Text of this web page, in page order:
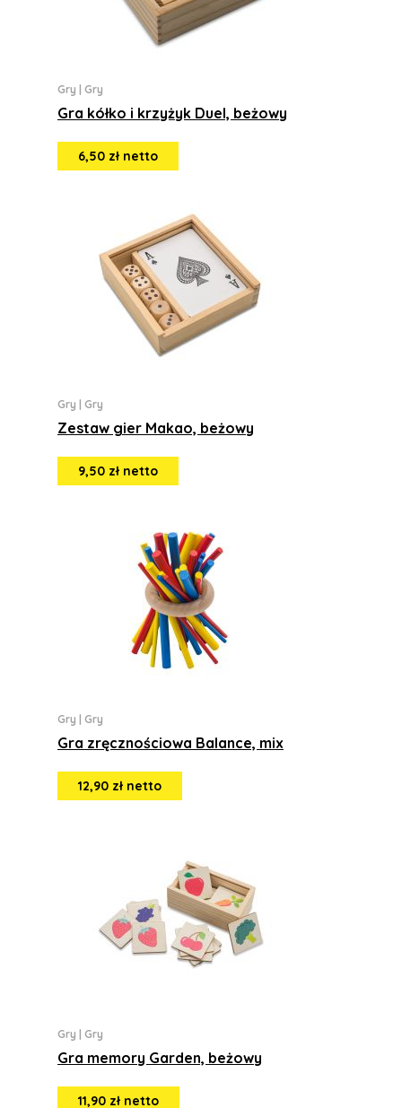
Gry Gry
Gra kółko i krzyżyk Duel, beżowy
6,50 zł netto
Gry Gry
Zestaw gier Makao, beżowy
9,50 zł netto
Gry Gry
Gra zręcznościowa Balance, mix
12,90 zł netto
Gry Gry
Gra memory Garden, beżowy
11,90 zł netto